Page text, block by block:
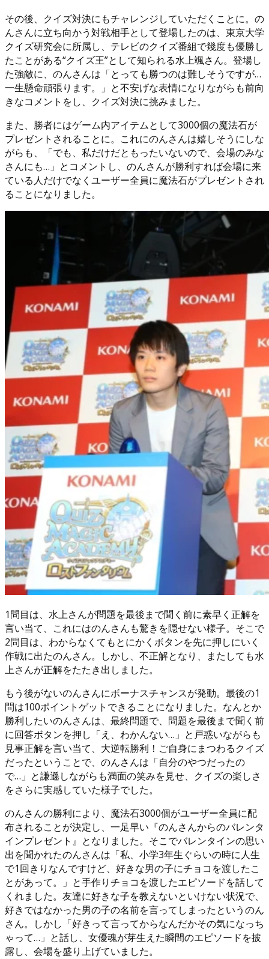
その後、クイズ対決にもチャレンジしていただくことに。の
んさんに立ち向かう対戦相手として登場したのは、東京大学
クイズ研究会に所属し、テレビのクイズ番組で幾度も優勝し
たことがある“クイズ王”として知られる水上颯さん。登場し
た強敵に、のんさんは「とっても勝つのは難しそうですが…
一生懸命頑張ります。」と不安げな表情になりながらも前向
きなコメントをし、クイズ対決に挑みました。
また、勝者にはゲーム内アイテムとして3000個の魔法石が
プレゼントされることに。これにのんさんは嬉しそうにしな
がらも、「でも、私だけだともったいないので、会場のみな
さんにも…」とコメントし、のんさんが勝利すれば会場に来
ている人だけでなくユーザー全員に魔法石がプレゼントされ
ることになりました。
1問目は、水上さんが問題を最後まで聞く前に素早く正解を
言い当て、これにはのんさんも驚きを隠せない様子。そこで
2問目は、わからなくてもとにかくボタンを先に押しにいく
作戦に出たのんさん。しかし、不正解となり、またしても水
上さんが正解をたたき出しました。
もう後がないのんさんにボーナスチャンスが発動。最後の1
問は100ポイントゲットできることになりました。なんとか
勝利したいのんさんは、最終問題で、問題を最後まで聞く前
に回答ボタンを押し「え、わかんない…」と戸惑いながらも
見事正解を言い当て、大逆転勝利！ご自身にまつわるクイズ
だったということで、のんさんは「自分のやつだったの
で…」と謙遜しながらも満面の笑みを見せ、クイズの楽しさ
をさらに実感していた様子でした。
のんさんの勝利により、魔法石3000個がユーザー全員に配
布されることが決定し、一足早い『のんさんからのバレンタ
インプレゼント』となりました。そこでバレンタインの思い
出を聞かれたのんさんは「私、小学3年生ぐらいの時に人生
で1回きりなんですけど、好きな男の子にチョコを渡したこ
とがあって。」と手作りチョコを渡したエピソードを話して
くれました。友達に好きな子を教えないといけない状況で、
好きではなかった男の子の名前を言ってしまったというのん
さん。しかし「好きって言ってからなんだかその気になっち
ゃって…」と話し、女優魂が芽生えた瞬間のエピソードを披
露し、会場を盛り上げていました。